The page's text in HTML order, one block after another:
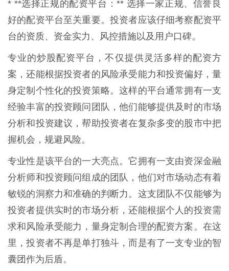
* **选择正规的配资平台：** 选择一家正规、信誉良
好的配资平台至关重要。投资者应该仔细考察配资平
台的资质、资金实力、风控措施以及用户口碑。
专业的炒股配资平台，不仅提供灵活多样的配资方
案，还能根据投资者的风险承受能力和投资偏好，量
身定制个性化的投资策略。这样的平台通常拥有一支
经验丰富的投资顾问团队，他们能够提供及时的市场
分析和投资建议，帮助投资者在复杂多变的股市中把
握机会，规避风险。
专业性是该平台的一大亮点。它拥有一支由资深金融
分析师和投资顾问组成的团队，他们对市场动态有着
敏锐的洞察力和准确的判断力。这支团队不仅能够为
投资者提供实时的市场分析，还能根据个人的投资需
求和风险承受能力，量身定制合理的配资方案。在这
里，投资者不再是单打独斗，而是有了一支专业的智
囊团作为后盾。